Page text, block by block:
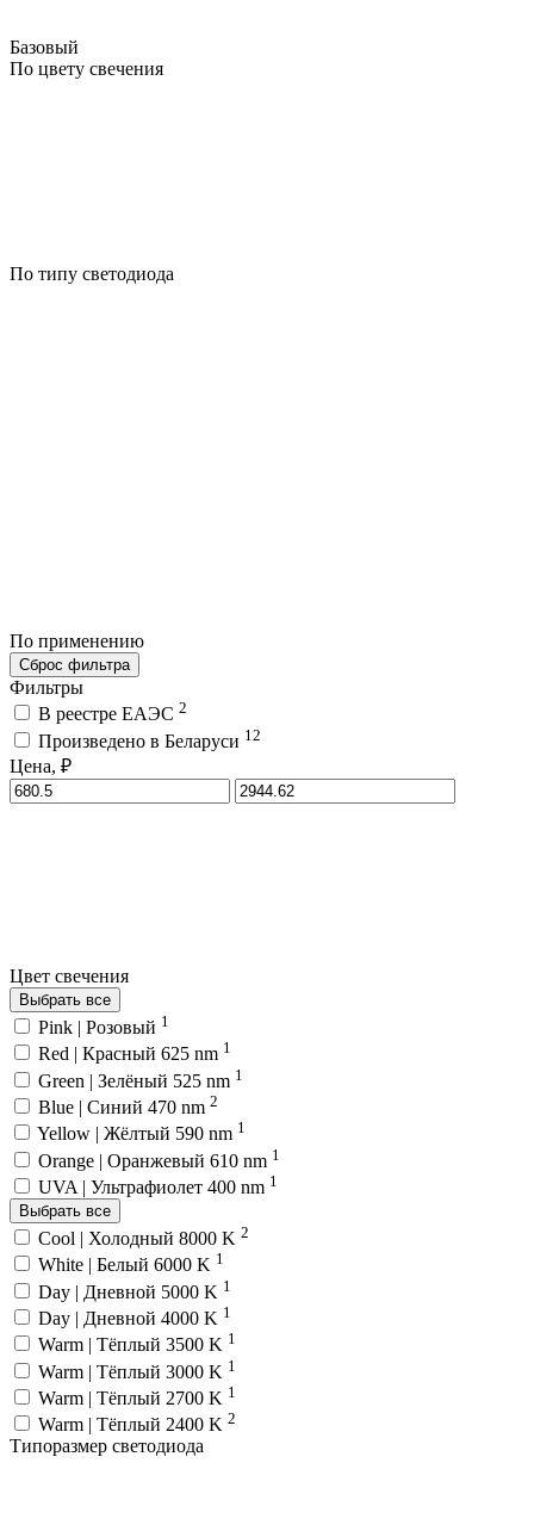
Базовый
По цвету свечения
По типу светодиода
По применению
Сброс фильтра
Фильтры
В реестре ЕАЭС 2
Произведено в Беларуси 12
Цена, ₽
Цвет свечения
Выбрать все
Pink | Розовый 1
Red | Красный 625 nm 1
Green | Зелёный 525 nm 1
Blue | Синий 470 nm 2
Yellow | Жёлтый 590 nm 1
Orange | Оранжевый 610 nm 1
UVA | Ультрафиолет 400 nm 1
Выбрать все
Cool | Холодный 8000 K 2
White | Белый 6000 K 1
Day | Дневной 5000 K 1
Day | Дневной 4000 K 1
Warm | Тёплый 3500 K 1
Warm | Тёплый 3000 K 1
Warm | Тёплый 2700 K 1
Warm | Тёплый 2400 K 2
Типоразмер светодиода